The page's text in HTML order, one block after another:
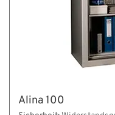
Alina 100